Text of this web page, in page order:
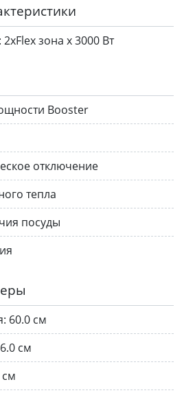
2хFlex зона х 3000 Вт
Booster
отключение
тепла
посуды
60.0 см
см
см